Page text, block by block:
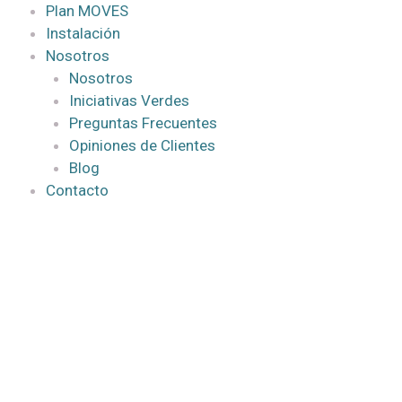
Plan MOVES
Instalación
Nosotros
Nosotros
Iniciativas Verdes
Preguntas Frecuentes
Opiniones de Clientes
Blog
Contacto